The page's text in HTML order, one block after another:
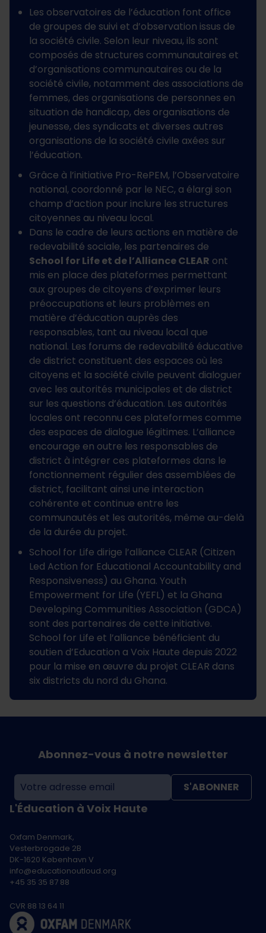
Les observatoires de l’éducation font office
de groupes de suivi et d’observation issus de
la société civile. Selon leur niveau, ils sont
composés de structures communautaires et
d’organisations communautaires ou de la
société civile, notamment des associations de
femmes, des organisations de personnes en
situation de handicap, des organisations de
jeunesse, des syndicats et diverses autres
organisations de la société civile axées sur
l’éducation.
Grâce à l’initiative Pro-RePEM, l’Observatoire
national, coordonné par le NEC, a élargi son
champ d’action pour inclure les structures
citoyennes au niveau local.
Dans le cadre de leurs actions en matière de
redevabilité sociale, les partenaires de
School for Life et de l’Alliance CLEAR ont
mis en place des plateformes permettant
aux groupes de citoyens d’exprimer leurs
préoccupations et leurs problèmes en
matière d’éducation auprès des
responsables, tant au niveau local que
national. Les forums de redevabilité éducative
de district constituent des espaces où les
citoyens et la société civile peuvent dialoguer
avec les autorités municipales et de district
sur les questions d’éducation. Les autorités
locales ont reconnu ces plateformes comme
des espaces de dialogue légitimes. L’alliance
encourage en outre les responsables de
district à intégrer ces plateformes dans le
fonctionnement régulier des assemblées de
district, facilitant ainsi une interaction
cohérente et continue entre les
communautés et les autorités, même au-delà
de la durée du projet.
School for Life dirige l’alliance CLEAR (Citizen
Led Action for Educational Accountability and
Responsiveness) au Ghana. Youth
Empowerment for Life (YEFL) et la Ghana
Developing Communities Association (GDCA)
sont des partenaires de cette initiative.
School for Life et l’alliance bénéficient du
soutien d’Education a Voix Haute depuis 2022
pour la mise en œuvre du projet CLEAR dans
six districts du nord du Ghana.
L'Éducation à Voix Haute
Oxfam Denmark,
Vesterbrogade 2B
DK-1620 København V
info@educationoutloud.org
+45 35 35 87 88
CVR 88 13 64 11
Abonnez-vous à notre newsletter
S'ABONNER